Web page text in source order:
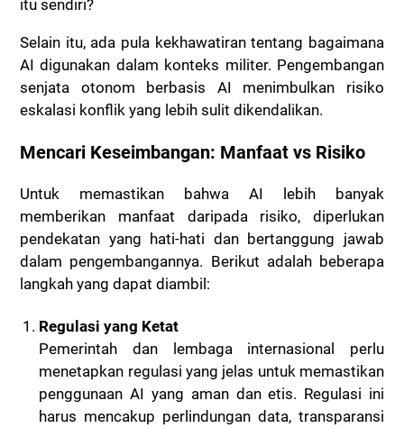
itu sendiri?
Selain itu, ada pula kekhawatiran tentang bagaimana
AI digunakan dalam konteks militer. Pengembangan
senjata otonom berbasis AI menimbulkan risiko
eskalasi konflik yang lebih sulit dikendalikan.
Mencari Keseimbangan: Manfaat vs Risiko
Untuk memastikan bahwa AI lebih banyak
memberikan manfaat daripada risiko, diperlukan
pendekatan yang hati-hati dan bertanggung jawab
dalam pengembangannya. Berikut adalah beberapa
langkah yang dapat diambil:
Regulasi yang Ketat
Pemerintah dan lembaga internasional perlu
menetapkan regulasi yang jelas untuk memastikan
penggunaan AI yang aman dan etis. Regulasi ini
harus mencakup perlindungan data, transparansi